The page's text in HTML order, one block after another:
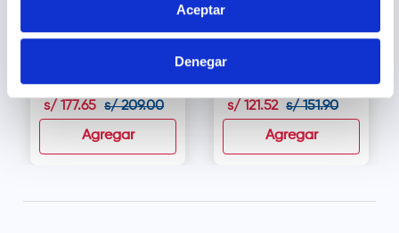
Aceptar
Denegar
s/ 177.65 s/ 209.00
Agregar
s/ 121.52 s/ 151.90
Agregar